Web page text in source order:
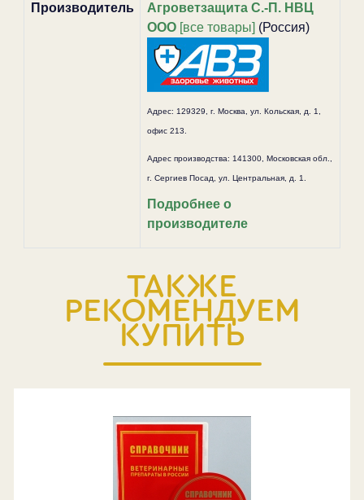
Производитель
Агроветзащита С.-П. НВЦ
ООО[все товары] (Россия)
Адрес: 129329, г. Мocквa, ул. Кoльcкaя, д. 1,
oфиc 213.
Адрес производства: 141300, Московская обл.,
г. Сергиев Посад, ул. Центральная, д. 1.
Подробнее о
производителе
ТАКЖЕ
РЕКОМЕНДУЕМ
КУПИТЬ